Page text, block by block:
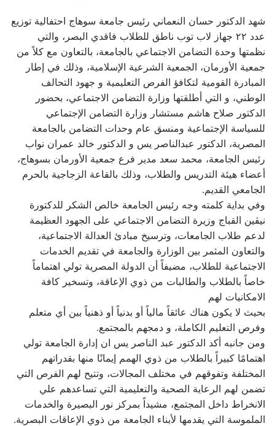
شهد الدكتور حسان النعماني رئيس جامعة سوهاج احتفالية توزيع
عدد ٢٢ جهاز لاب توب ناطق للطلاب فاقدي البصر، والتي
نظمتها وحدة التضامن الاجتماعي بالجامعة، بالتعاون مع كلاً من
جمعية الأورمان، الجمعية الشرعية الإسلامية، وذلك في إطار
المبادرة القومية لتكافؤ الفرص التعليمية و جهود التحالف
الوطني، و التي أطلقتها وزارة التضامن الاجتماعي، بحضور
الدكتور صلاح هاشم مستشار وزارة التضامن الإجتماعي
للسياسة الإجتماعية ومنسق عام وحدات التضامن بالجامعة
المصرية، الدكتور عبدالناصر يس و الدكتور خالد عمران نواب
رئيس الجامعة، محمد سعد مدير فرع جمعية الأورمان بسوهاج،
أعضاء هيئة التدريس والطلاب، وذلك بالقاعة الزجاجية بالحرم
الجامعي القديم.
وفي بداية كلمته وجه رئيس الجامعة خالص الشكر للدكتورة
نيڤين القباج وزيرة التضامن الاجتماعي على الجهود العظيمة
لدعم طلاب الجامعات، وترسيخ مبادئ العدالة الاجتماعية،
والتعاون المثمر بين الوزارة والجامعة في تقديم الخدمات
الاجتماعية للطلاب، مضيفاً أن الدولة المصرية تولي اهتماماً
خاصاً بالطلاب والطالبات من ذوي الإعاقة، وتسخير كافة
الامكانيات لهم
بحيث لا يكون هناك عائقاً مالياً أو بدنياً أو ذهنياً بين أي متعلم
وفرص التعليم الكاملة، و دمجهم بالمجتمع.
ومن جانبه أكد الدكتور عبد الناصر يس ان إدارة الجامعة تولي
اهتمامًا كبيراً بالطلاب من ذوي الهمم إيمانًا منها بقدراتهم
المختلفة وتفوقهم في مختلف المجالات، وتتيح لهم الفرص التي
تضمن لهم الرعاية الصحية والتعليمية التي تساعدهم علي
الانخراط داخل المجتمع، مشيداً بمركز نور البصيرة والخدمات
الملموسة التي يقدمها لأبناء الجامعة من ذوي الإعاقات البصرية.